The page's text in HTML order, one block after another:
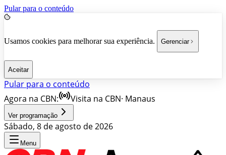
Pular para o conteúdo
Usamos cookies para melhorar sua experiência. Gerenciar
Aceitar
Pular para o conteúdo
Agora na CBN:
Visita na CBN· Manaus
Ver programação
Sábado, 8 de agosto de 2026
Menu